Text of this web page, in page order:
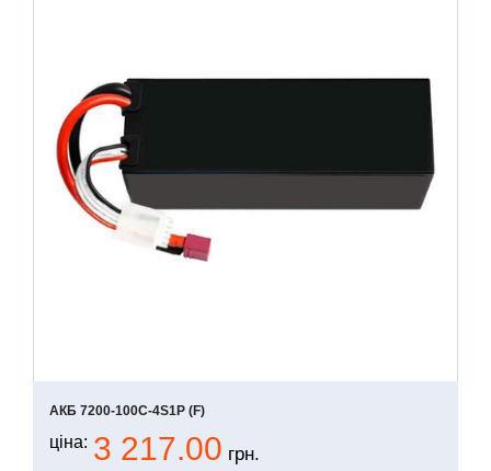
АКБ 7200-100С-4S1P (F)
ціна: 3 217.00 грн.